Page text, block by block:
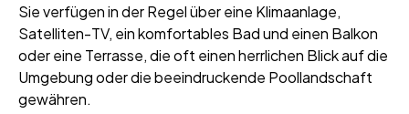
Sie verfügen in der Regel über eine Klimaanlage,
Satelliten-TV, ein komfortables Bad und einen Balkon
oder eine Terrasse, die oft einen herrlichen Blick auf die
Umgebung oder die beeindruckende Poollandschaft
gewähren.